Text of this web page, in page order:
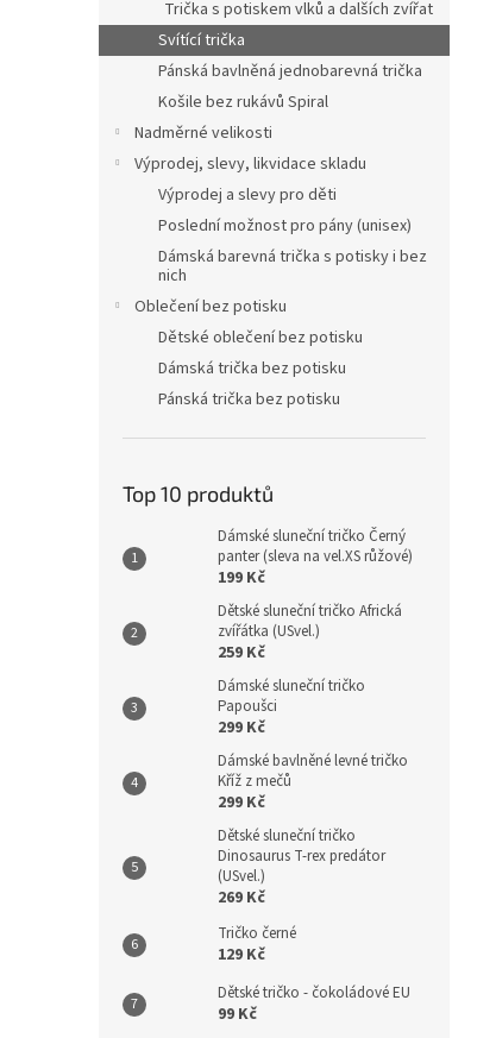
Trička s potiskem vlků a dalších zvířat
Svítící trička
Pánská bavlněná jednobarevná trička
Košile bez rukávů Spiral
Nadměrné velikosti
Výprodej, slevy, likvidace skladu
Výprodej a slevy pro děti
Poslední možnost pro pány (unisex)
Dámská barevná trička s potisky i bez
nich
Oblečení bez potisku
Dětské oblečení bez potisku
Dámská trička bez potisku
Pánská trička bez potisku
Top 10 produktů
Dámské sluneční tričko Černý
panter (sleva na vel.XS růžové)
199 Kč
Dětské sluneční tričko Africká
zvířátka (USvel.)
259 Kč
Dámské sluneční tričko
Papoušci
299 Kč
Dámské bavlněné levné tričko
Kříž z mečů
299 Kč
Dětské sluneční tričko
Dinosaurus T-rex predátor
(USvel.)
269 Kč
Tričko černé
129 Kč
Dětské tričko - čokoládové EU
99 Kč